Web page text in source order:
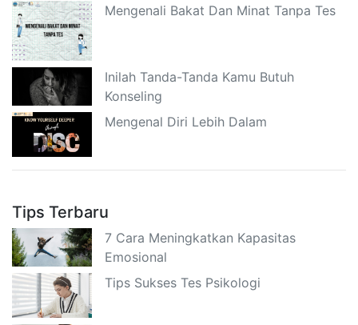
Mengenali Bakat Dan Minat Tanpa Tes
Inilah Tanda-Tanda Kamu Butuh
Konseling
Mengenal Diri Lebih Dalam
Tips Terbaru
7 Cara Meningkatkan Kapasitas
Emosional
Tips Sukses Tes Psikologi